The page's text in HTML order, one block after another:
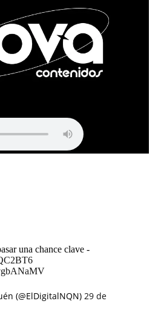
una chance clave -
(@ElDigitalNQN) 29 de